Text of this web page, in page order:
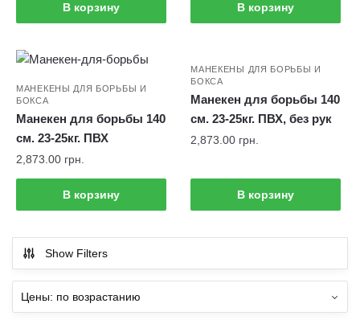
В корзину В корзину
МАНЕКЕНЫ ДЛЯ БОРЬБЫ И
БОКСА
Манекен для борьбы 140
см. 23-25кг. ПВХ
2,873.00 грн.
В корзину
МАНЕКЕНЫ ДЛЯ БОРЬБЫ И
БОКСА
Манекен для борьбы 140
см. 23-25кг. ПВХ, без рук
2,873.00 грн.
В корзину
Show Filters